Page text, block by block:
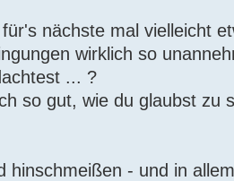
nächste mal vielleicht
wirklich so
... ?
so gut, wie du glaubst zu
hinschmeißen - und in